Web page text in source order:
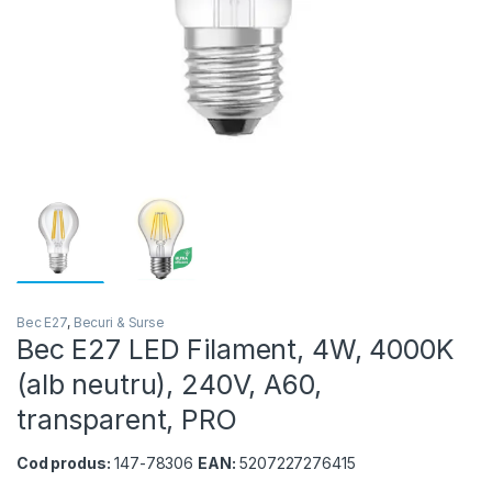
Bec E27, Becuri & Surse
Bec E27 LED Filament, 4W, 4000K
(alb neutru), 240V, A60,
transparent, PRO
Cod produs: 147-78306 EAN: 5207227276415